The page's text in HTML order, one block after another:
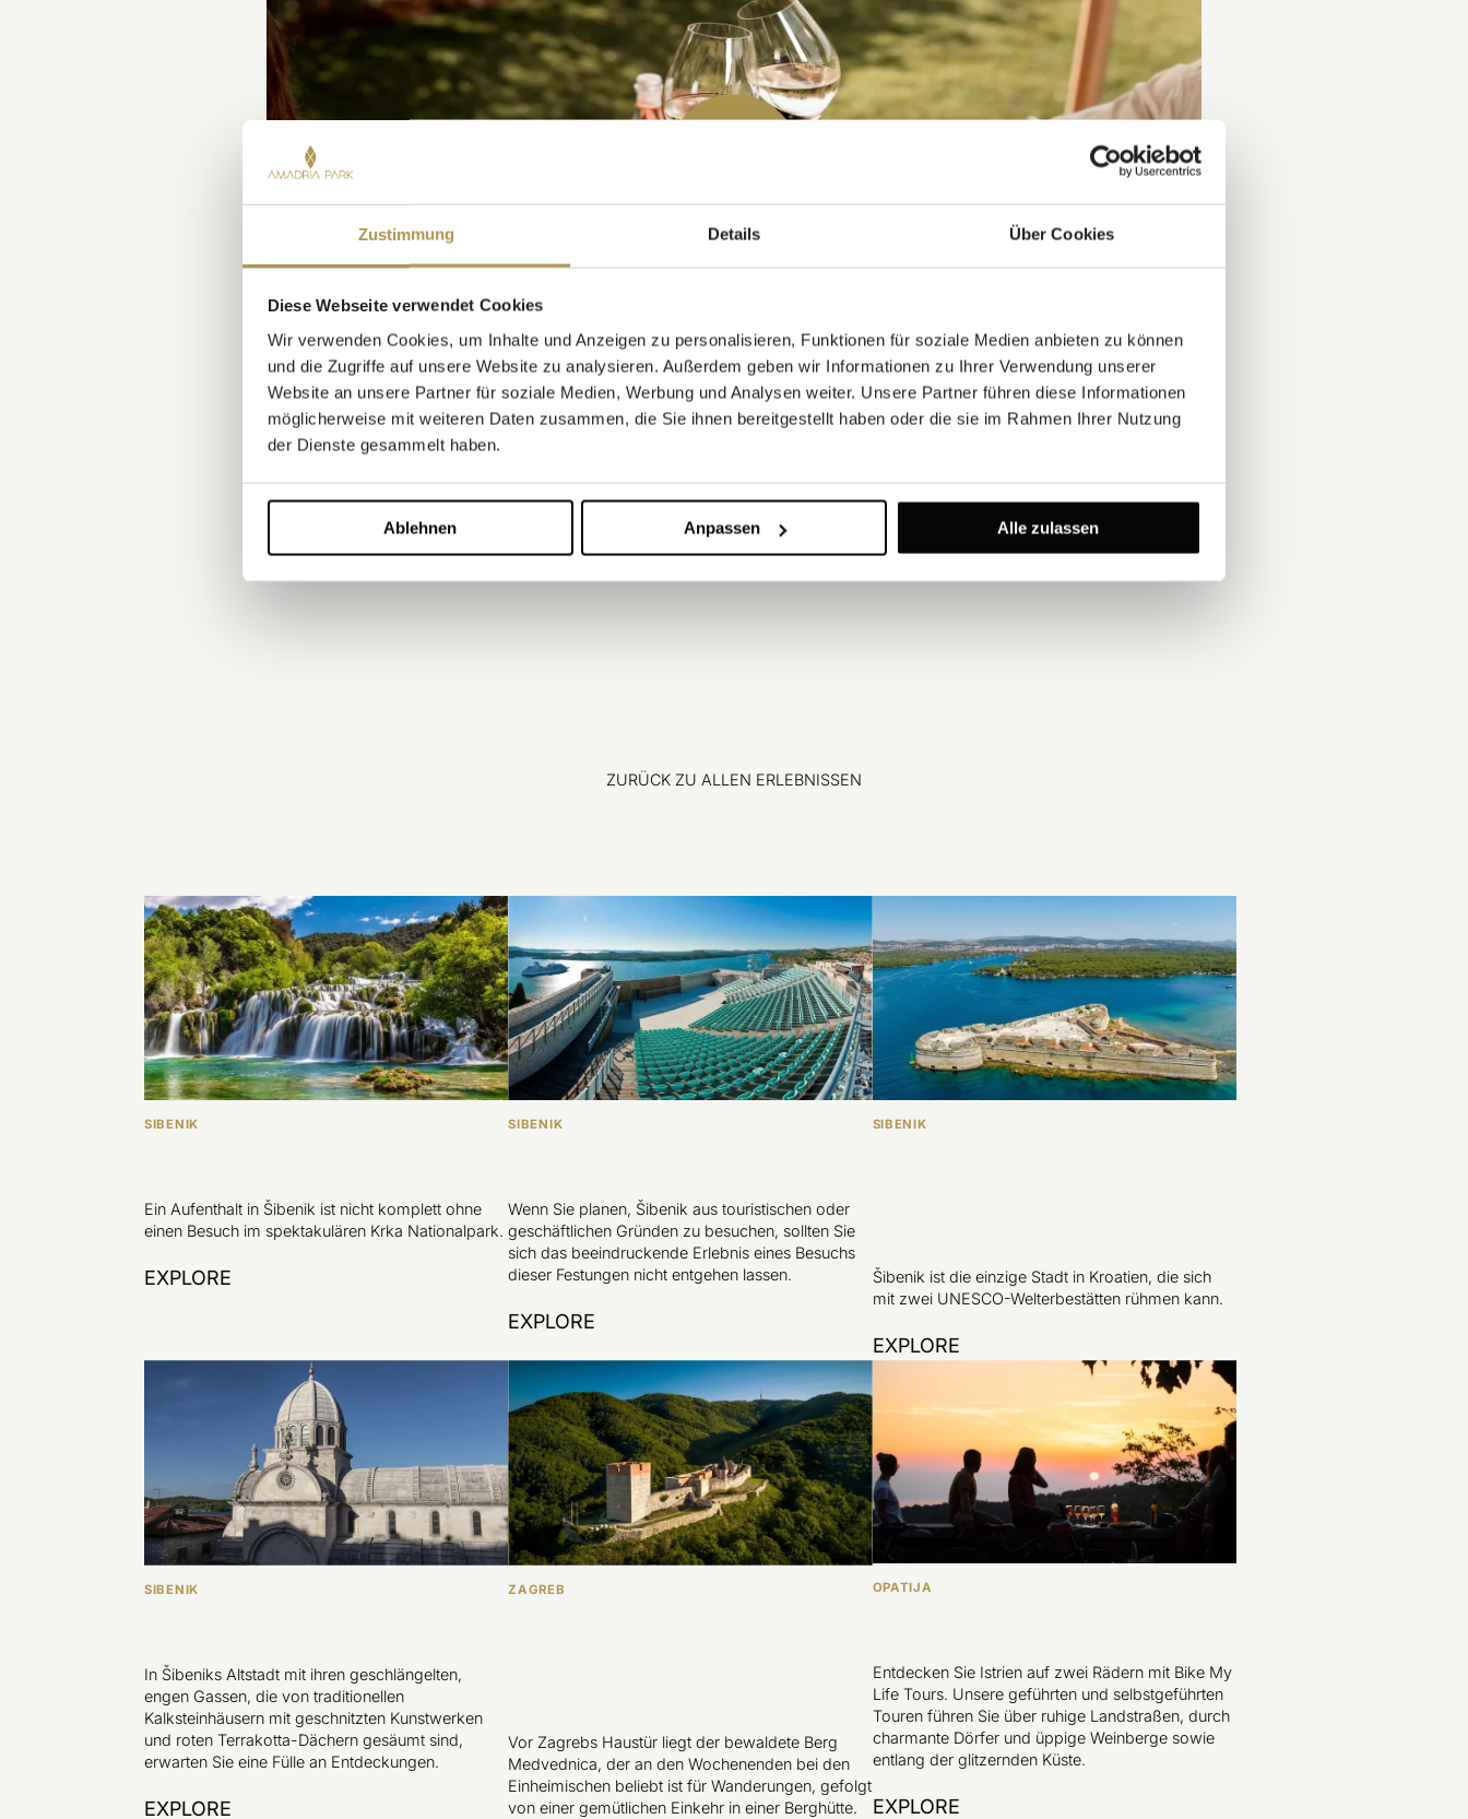
Zustimmung Details Über Cookies
Diese Webseite verwendet Cookies
Wir verwenden Cookies, um Inhalte und Anzeigen zu personalisieren, Funktionen für soziale Medien anbieten zu können
und die Zugriffe auf unsere Website zu analysieren. Außerdem geben wir Informationen zu Ihrer Verwendung unserer
Website an unsere Partner für soziale Medien, Werbung und Analysen weiter. Unsere Partner führen diese Informationen
möglicherweise mit weiteren Daten zusammen, die Sie ihnen bereitgestellt haben oder die sie im Rahmen Ihrer Nutzung
der Dienste gesammelt haben.
Ablehnen Anpassen Alle zulassen
ZURÜCK ZU ALLEN ERLEBNISSEN
SIBENIK
Ein Aufenthalt in Šibenik ist nicht komplett ohne
einen Besuch im spektakulären Krka Nationalpark.
EXPLORE
SIBENIK
Wenn Sie planen, Šibenik aus touristischen oder
geschäftlichen Gründen zu besuchen, sollten Sie
sich das beeindruckende Erlebnis eines Besuchs
dieser Festungen nicht entgehen lassen.
EXPLORE
SIBENIK
Šibenik ist die einzige Stadt in Kroatien, die sich
mit zwei UNESCO-Welterbestätten rühmen kann.
EXPLORE
SIBENIK
In Šibeniks Altstadt mit ihren geschlängelten,
engen Gassen, die von traditionellen
Kalksteinhäusern mit geschnitzten Kunstwerken
und roten Terrakotta-Dächern gesäumt sind,
erwarten Sie eine Fülle an Entdeckungen.
EXPLORE
ZAGREB
Vor Zagrebs Haustür liegt der bewaldete Berg
Medvednica, der an den Wochenenden bei den
Einheimischen beliebt ist für Wanderungen, gefolgt
von einer gemütlichen Einkehr in einer Berghütte.
OPATIJA
Entdecken Sie Istrien auf zwei Rädern mit Bike My
Life Tours. Unsere geführten und selbstgeführten
Touren führen Sie über ruhige Landstraßen, durch
charmante Dörfer und üppige Weinberge sowie
entlang der glitzernden Küste.
EXPLORE